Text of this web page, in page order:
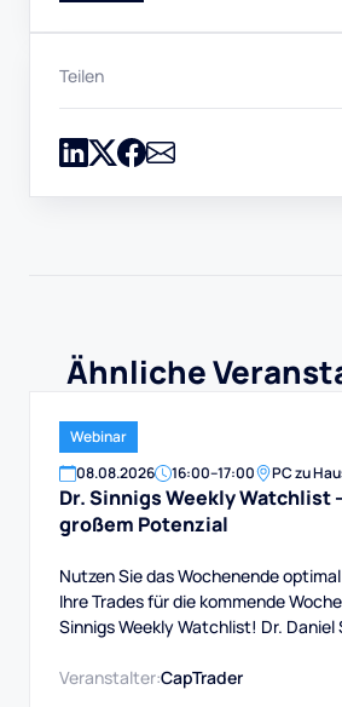
Teilen
Ähnliche
Webinar
08.08.2026 16:00–17:00 PC zu
Dr. Sinnigs Weekly Watchlist
großem Potenzial
Nutzen Sie das Wochenende
Ihre Trades für die kommende
Sinnigs Weekly Watchlist! Dr. Daniel
Software, präsentiert Ihnen die
Veranstalter:CapTrader